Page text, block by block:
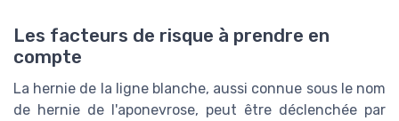
Les facteurs de risque à prendre en
compte
La hernie de la ligne blanche, aussi connue sous le nom
de hernie de l'aponevrose, peut être déclenchée par